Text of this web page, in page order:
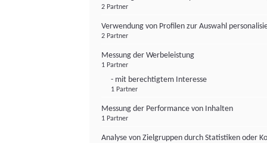
2 Partner
Verwendung von Profilen zur Auswahl
2 Partner
Messung der Werbeleistung
1 Partner
- mit berechtigtem Interesse
1 Partner
Messung der Performance von Inhalten
1 Partner
Analyse von Zielgruppen durch Statistiken oder